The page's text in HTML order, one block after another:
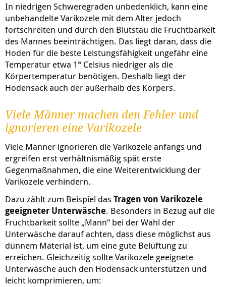
In niedrigen Schweregraden unbedenklich, kann eine
unbehandelte Varikozele mit dem Alter jedoch
fortschreiten und durch den Blutstau die Fruchtbarkeit
des Mannes beeinträchtigen. Das liegt daran, dass die
Hoden für die beste Leistungsfähigkeit ungefähr eine
Temperatur etwa 1° Celsius niedriger als die
Körpertemperatur benötigen. Deshalb liegt der
Hodensack auch der außerhalb des Körpers.
Viele Männer machen den Fehler und
ignorieren eine Varikozele
Viele Männer ignorieren die Varikozele anfangs und
ergreifen erst verhältnismäßig spät erste
Gegenmaßnahmen, die eine Weiterentwicklung der
Varikozele verhindern.
Dazu zählt zum Beispiel das Tragen von Varikozele
geeigneter Unterwäsche. Besonders in Bezug auf die
Fruchtbarkeit sollte „Mann“ bei der Wahl der
Unterwäsche darauf achten, dass diese möglichst aus
dünnem Material ist, um eine gute Belüftung zu
erreichen. Gleichzeitig sollte Varikozele geeignete
Unterwäsche auch den Hodensack unterstützen und
leicht komprimieren, um: